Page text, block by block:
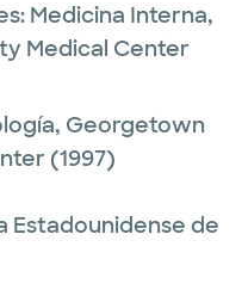
Medicina Interna,
Medical Center
Georgetown
(1997)
Estadounidense de